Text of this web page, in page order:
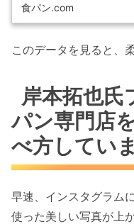
食パン.com
このデータを見ると、
岸本拓也氏
パン専門店
べ方してい
早速、インスタグラム
使った美しい写真が上